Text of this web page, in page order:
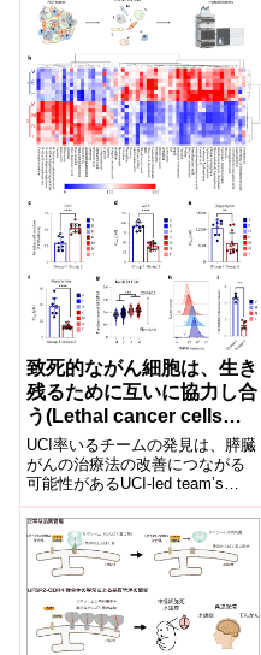
致死的ながん細胞は、生き
残るために互いに協力し合
う(Lethal cancer cells
buddy up to survive)
UCI率いるチームの発見は、膵臓
がんの治療法の改善につながる
可能性があるUCI-led team’s
finding could help improve tr...